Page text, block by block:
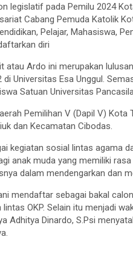
legislatif pada Pemilu 2024
Cabang Pemuda Katolik
Pelajar, Mahasiswa,
diri
atau Ardo ini merupakan
Universitas Esa Unggul.
Satuan Universitas
Pemilihan V (Dapil V) Kota
dan Kecamatan Cibodas.
kegiatan sosial lintas agama
anak muda yang memiliki
dalam mendengarkan dan
mendaftar sebagai bakal
OKP. Selain itu menjadi
Adhitya Dinardo, S.Psi